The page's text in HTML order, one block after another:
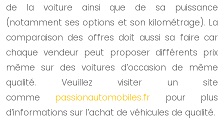
de la voiture ainsi que de sa puissance
(notamment ses options et son kilométrage). La
comparaison des offres doit aussi sa faire car
chaque vendeur peut proposer différents prix
même sur des voitures d’occasion de même
qualité. Veuillez visiter un site
comme passionautomobiles.fr pour plus
d’informations sur l’achat de véhicules de qualité.